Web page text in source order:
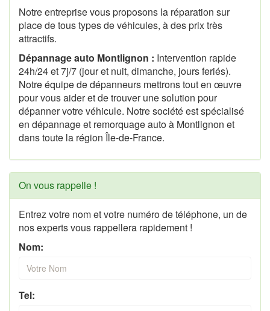
Notre entreprise vous proposons la réparation sur
place de tous types de véhicules, à des prix très
attractifs.
Dépannage auto Montlignon : Intervention rapide
24h/24 et 7j/7 (jour et nuit, dimanche, jours feriés).
Notre équipe de dépanneurs mettrons tout en œuvre
pour vous aider et de trouver une solution pour
dépanner votre véhicule. Notre société est spécialisé
en dépannage et remorquage auto à Montlignon et
dans toute la région Île-de-France.
On vous rappelle !
Entrez votre nom et votre numéro de téléphone, un de
nos experts vous rappellera rapidement !
Nom:
Tel: